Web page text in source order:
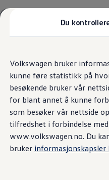
Du
Volkswagen bruker
kunne føre statistikk på
besøkende bruker vår
for blant annet å kunne
som besøker vår nettside
tilfredshet i forbindelse
www.volkswagen.no. Du
bruker informasjonskapsler
hovedinnhold
til
footer
Tilbehør
ID. Buzz GTX Lang
Kampanjer
ID. Polo
ID.3
ID.3 Neo
ID.4
ID.7 Tourer
Våre varebiler
Prislister
Kampanjer
ID. Buzz
Fast
Gumpens Auto Mandal AS er
Personvernerklæring)